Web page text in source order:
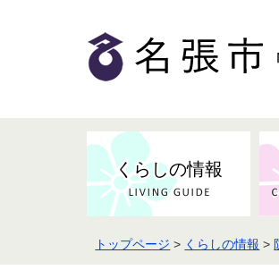
くらしの情報
届出・証明
健康・検（健）診・予
地域医療
市の条例・計画・方
事業者の方へお知ら
トップページ > くらしの情報 >